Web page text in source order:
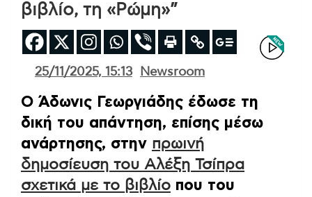
βιβλίο, τη «Ρώμη»”
25/11/2025, 15:13 Newsroom
Ο Άδωνις Γεωργιάδης έδωσε τη
δική του απάντηση, επίσης μέσω
ανάρτησης, στην πρωινή
δημοσίευση του Αλέξη Τσίπρα
σχετικά με το βιβλίο που του